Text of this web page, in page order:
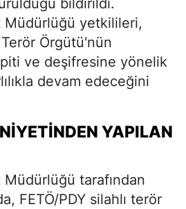
bildirildi.
Müdürlüğü yetkilileri,
Terör Örgütü'nün
ve deşifresine yönelik
devam edeceğini
YAPILAN
tarafından
FETÖ/PDY silahlı terör